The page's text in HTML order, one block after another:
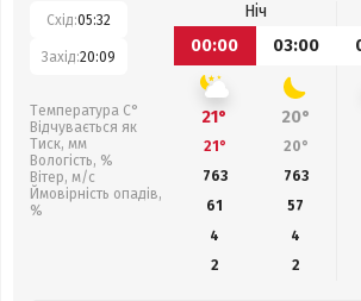
Схід:05:32
Захід:20:09
Температура С°
Відчувається як
Тиск, мм
Вологість, %
Вітер, м/с
Ймовірність опадів,
%
Ніч
00:00
03:00
21° 20°
21° 20°
763
763
61
57
4
4
2
2